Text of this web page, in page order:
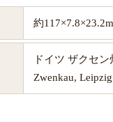
約
ドイツ ザクセ
Zwenkau,